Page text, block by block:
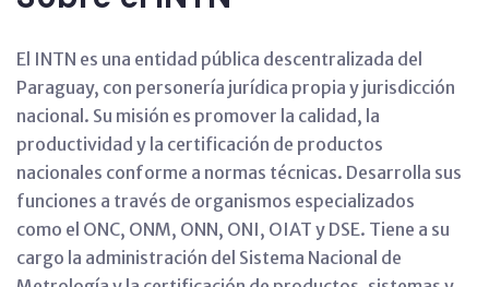
El INTN es una entidad pública descentralizada del
Paraguay, con personería jurídica propia y jurisdicción
nacional. Su misión es promover la calidad, la
productividad y la certificación de productos
nacionales conforme a normas técnicas. Desarrolla sus
funciones a través de organismos especializados
como el ONC, ONM, ONN, ONI, OIAT y DSE. Tiene a su
cargo la administración del Sistema Nacional de